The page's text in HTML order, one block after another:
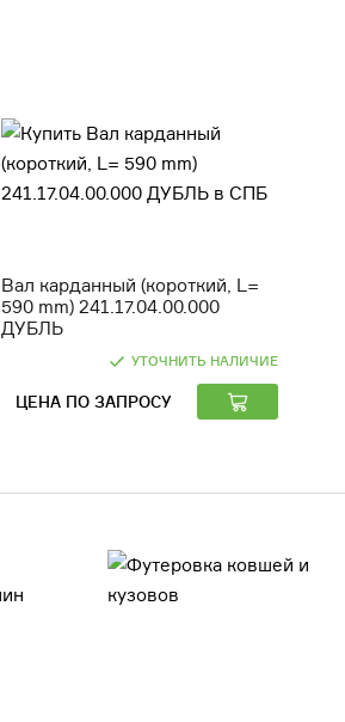
Вал карданный (короткий, L=
590 mm) 241.17.04.00.000
ДУБЛЬ
УТОЧНИТЬ НАЛИЧИЕ
ЦЕНА ПО ЗАПРОСУ